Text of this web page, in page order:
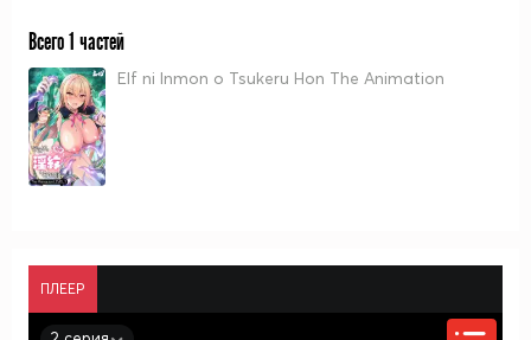
Всего 1 частей
Elf ni Inmon o Tsukeru Hon The Animation
ПЛЕЕР